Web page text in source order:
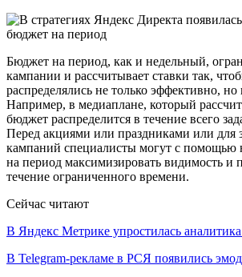
Бюджет на период, как и недельный,
кампании и рассчитывает ставки так,
распределялись не только эффективно,
Например, в медиаплане, который
бюджет распределится в течение всего
Перед акциями или праздниками или для
кампаний специалисты могут с помощью
на период максимизировать видимость и
течение ограниченного времени.
Сейчас читают
В Яндекс Метрике упростилась
В Telegram-рекламе в РСЯ появились